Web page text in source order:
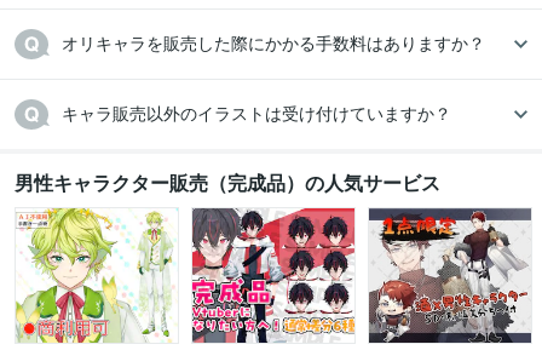
オリキャラを販売した際にかかる手数料はありますか？
キャラ販売以外のイラストは受け付けていますか？
男性キャラクター販売（完成品）の人気サービス